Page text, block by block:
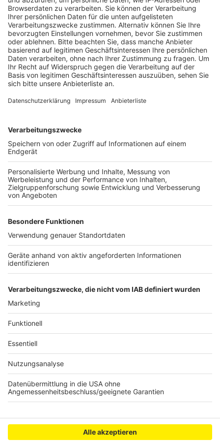
Tisch Karneval zusammen.
Veröffentlicht:Dienstag, 10.01.2023 15:02
Anzeige
Vertreter von Ordnungsamt, Polizei, Feuerwehr aber
Veränderungen nach dem 11.11. sinnvoll seien können.
Kinder und Jugendliche stärker einzubinden. Am 11. 11.
war es zwar innerhalb des Kwartier Latäng durch das
neue und massive Sperrkonzept vergleichsweise gut
vielen gefährlichen Situationen. Man werde die jetzt
noch eingehenden Vorschläge bis zum Wochenende
auf Durchführbarkeit prüfen, so ein Sprecher der Stadt
Hauptausschuss informieren. Im Kern geht es um die
Frage, ob es eine Alternativveranstaltung, also etwa
Konzerte oder sogar eine Art mobile
Tanzveranstaltung mit prominenten DJs geben soll,
die die Feiernde durch die Stadt führen. Und wo genau
es solche Angebote geben könnte.
Anzeige
Anzeige